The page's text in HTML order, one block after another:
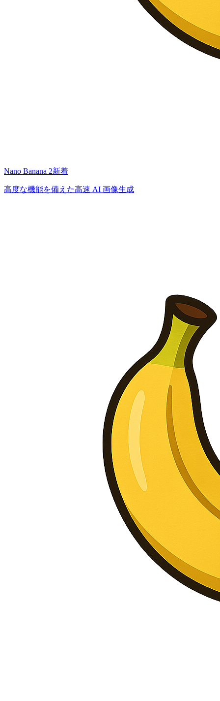
Nano Banana 2新着
高度な機能を備えた高速 AI 画像生成